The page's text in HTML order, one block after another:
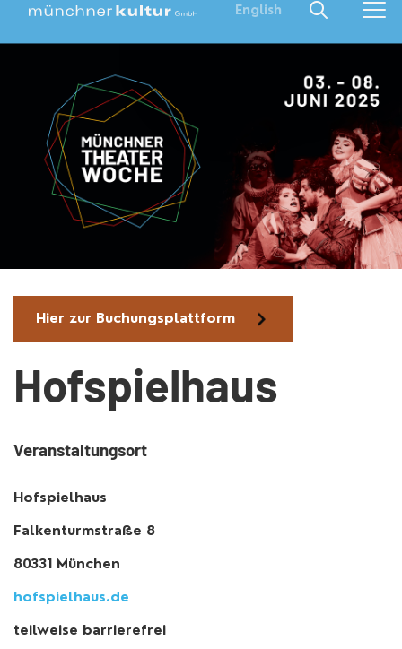
English
Hier zur Buchungsplattform
Hofspielhaus
Veranstaltungsort
Hofspielhaus
Falkenturmstraße 8
80331 München
hofspielhaus.de
teilweise barrierefrei